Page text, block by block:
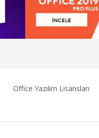
Office Yazılım Lisansları